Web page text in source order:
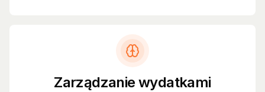
Zarządzanie wydatkami